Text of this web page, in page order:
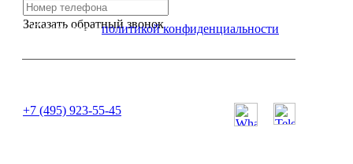
Заказать обратный звонок
Я согласен сполитикой конфиденциальности
+7 (495) 923-55-45